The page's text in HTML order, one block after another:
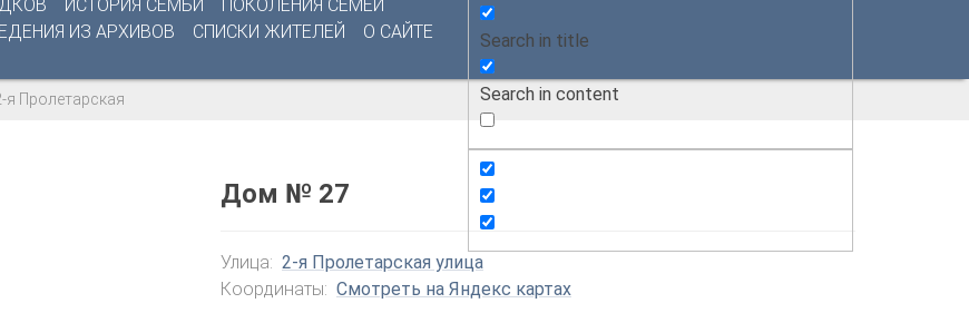
ИСТОРИЯ СЕМЬИ
ПОКОЛЕНИЯ СЕМЕЙ
ИЗ АРХИВОВ СПИСКИ ЖИТЕЛЕЙ
О САЙТЕ
Search in title
Search in content
Пролетарская
Дом № 27
Улица: 2-я Пролетарская улица
Координаты: Смотреть на Яндекс картах